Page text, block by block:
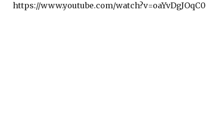
https://www.youtube.com/watch?v=oaYvDgJOqC0